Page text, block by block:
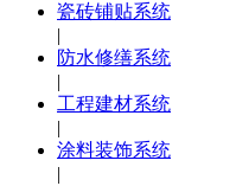
瓷砖铺贴系统
|
防水修缮系统
|
工程建材系统
|
涂料装饰系统
|